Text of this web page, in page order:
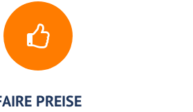
PREISE